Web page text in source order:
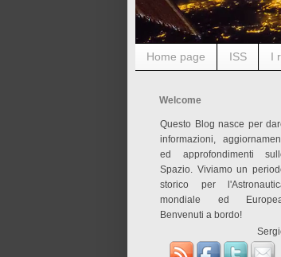
Home page ISS I
Welcome
Questo Blog nasce per
informazioni,
ed approfondimenti
Spazio. Viviamo un
storico per
mondiale ed
Benvenuti a bordo!